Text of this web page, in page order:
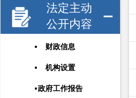
法定主动
公开内容
财政信息
机构设置
政府工作报告